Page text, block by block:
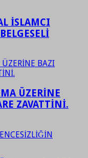
İSLAMCI
ÜZERİNE
ZAVATTİNİ.